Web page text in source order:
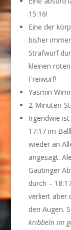
15:16!
Eine der
bisher
Strafwurf
kleinen
Freiwurf!
Yasmin
2-Minuten-
Irgendwie
17:17 im
wieder an
angesagt.
Gautinger
durch –
verliert aber
den Augen.
kribbeln im